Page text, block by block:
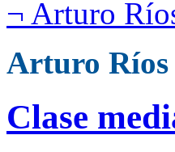
¬ Arturo
Arturo Ríos
Clase